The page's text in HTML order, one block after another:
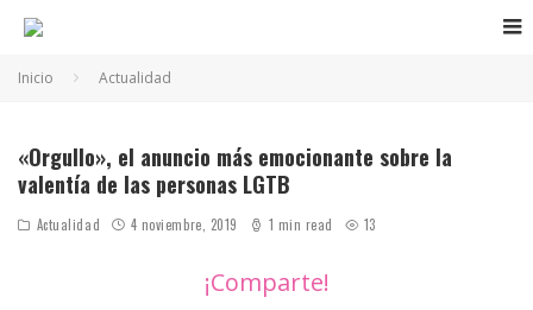
Inicio Actualidad
«Orgullo», el anuncio más emocionante sobre la
valentía de las personas LGTB
Actualidad 4 noviembre, 2019 1 min read 13
¡Comparte!